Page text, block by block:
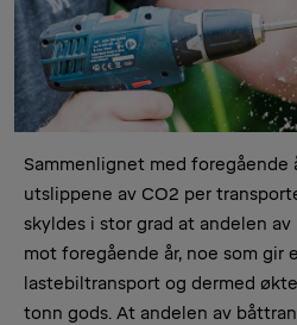
Sammenlignet med foregående
utslippene av CO2 per
skyldes i stor grad at andelen
mot foregående år, noe som gir
lastebiltransport og dermed
tonn gods. At andelen av